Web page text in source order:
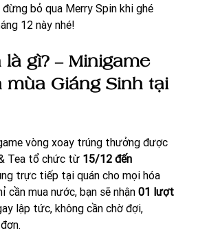
bỏ qua Merry Spin khi ghé
12 này nhé!
gì? – Minigame
Giáng Sinh tại
vòng xoay trúng thưởng được
Tea tổ chức từ 15/12 đến
trực tiếp tại quán cho mọi hóa
cần mua nước, bạn sẽ nhận 01 lượt
lập tức, không cần chờ đợi,